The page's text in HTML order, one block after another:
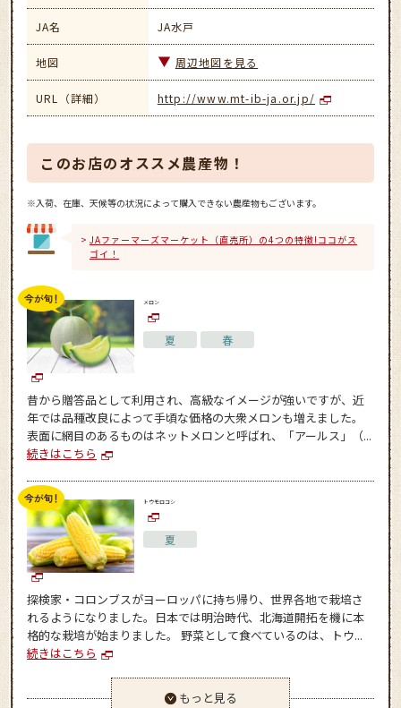
JA名 JA水戸
地図 周辺地図を見る
URL（詳細） http://www.mt-ib-ja.or.jp/
このお店のオススメ農産物！
※入荷、在庫、天候等の状況によって購入できない農産物もございます。
JAファーマーズマーケット（直売所）の4つの特徴!ココがス
ゴイ！
メロン
夏 春
昔から贈答品として利用され、高級なイメージが強いですが、近
年では品種改良によって手頃な価格の大衆メロンも増えました。
表面に網目のあるものはネットメロンと呼ばれ、「アールス」（...
続きはこちら
トウモロコシ
夏
探検家・コロンブスがヨーロッパに持ち帰り、世界各地で栽培さ
れるようになりました。日本では明治時代、北海道開拓を機に本
格的な栽培が始まりました。 野菜として食べているのは、トウ...
続きはこちら
もっと見る